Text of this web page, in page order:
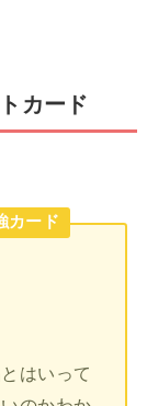
カード
カード
はいって